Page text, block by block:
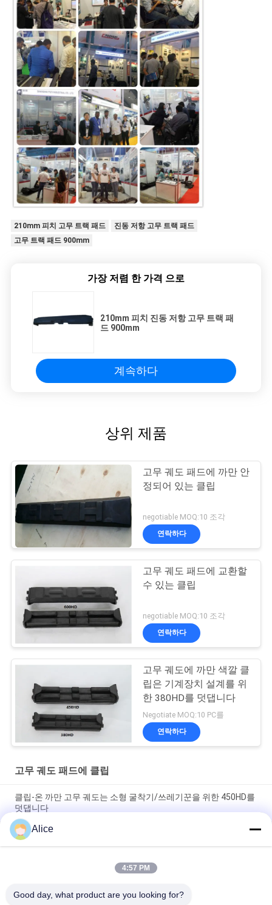
210mm 피치 고무 트랙 패드
진동 저항 고무 트랙 패드
고무 트랙 패드 900mm
가장 저렴 한 가격 으로
210mm 피치 진동 저항 고무 트랙 패
드 900mm
계속하다
상위 제품
고무 궤도 패드에 까만 안
정되어 있는 클립
negotiable MOQ:10 조각
연락하다
고무 궤도 패드에 교환할
수 있는 클립
negotiable MOQ:10 조각
연락하다
고무 궤도에 까만 색깔 클
립은 기계장치 설계를 위
한 380HD를 덧댑니다
Negotiate MOQ:10 PC를
연락하다
고무 궤도 패드에 클립
클립-온 까만 고무 궤도는 소형 굴착기/쓰레기꾼을 위한 450HD를
덧댑니다
굴삭기 450HD를 위한 고무 궤도 패드 위의 450 밀리미터 길이 클
립
고무 궤도에 고무와 강철 클립은 굴착기 기계장치를 위한 175-
Alice
4:57 PM
Good day, what product are you looking for?